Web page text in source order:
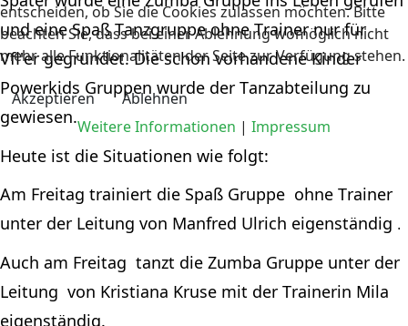
und
eine Spaß Tanzgruppe ohne Trainer nur für
Vfl'er gegründet. Die schon vorhandene Kinder
Powerkids Gruppen wurde der Tanzabteilung zu
gewiesen.
Heute ist die Situationen wie folgt:
Am Freitag trainiert die Spaß Gruppe  ohne Trainer
unter der Leitung von Manfred Ulrich eigenständig .
Auch am Freitag  tanzt die Zumba
Leitung  von Kristiana Kruse mit der Trainerin Mila
eigenständig.
entscheiden, ob Sie die Cookies zulassen möchten. Bitte
beachten Sie, dass bei einer Ablehnung womöglich nicht
mehr alle Funktionalitäten der Seite zur Verfügung stehen.
Akzeptieren
Ablehnen
Weitere Informationen | Impressum